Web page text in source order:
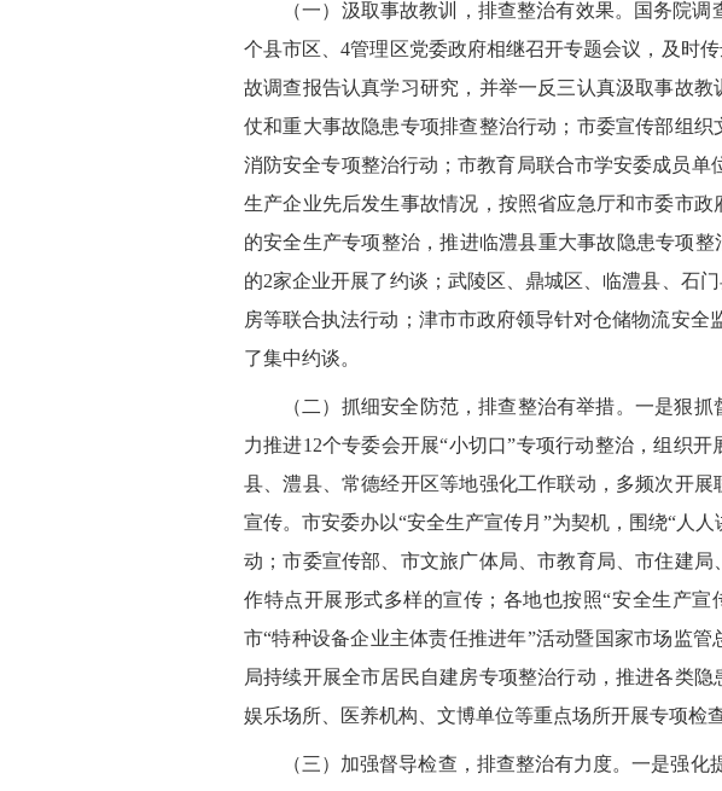
（一）汲取事故教训，排查整治有效果。国务院
个县市区、4管理区党委政府相继召开专题会议，及时
故调查报告认真学习研究，并举一反三认真汲取事故
仗和重大事故隐患专项排查整治行动；市委宣传部组
消防安全专项整治行动；市教育局联合市学安委成员单
生产企业先后发生事故情况，按照省应急厅和市委市
的安全生产专项整治，推进临澧县重大事故隐患专项
的2家企业开展了约谈；武陵区、鼎城区、临澧县、石
房等联合执法行动；津市市政府领导针对仓储物流安
了集中约谈。
（二）抓细安全防范，排查整治有举措。一是狠
力推进12个专委会开展“小切口”专项行动整治，组织
县、澧县、常德经开区等地强化工作联动，多频次开
宣传。市安委办以“安全生产宣传月”为契机，围绕“人
动；市委宣传部、市文旅广体局、市教育局、市住建
作特点开展形式多样的宣传；各地也按照“安全生产
市“特种设备企业主体责任推进年”活动暨国家市场监
局持续开展全市居民自建房专项整治行动，推进各类
娱乐场所、医养机构、文博单位等重点场所开展专项检查
（三）加强督导检查，排查整治有力度。一是强